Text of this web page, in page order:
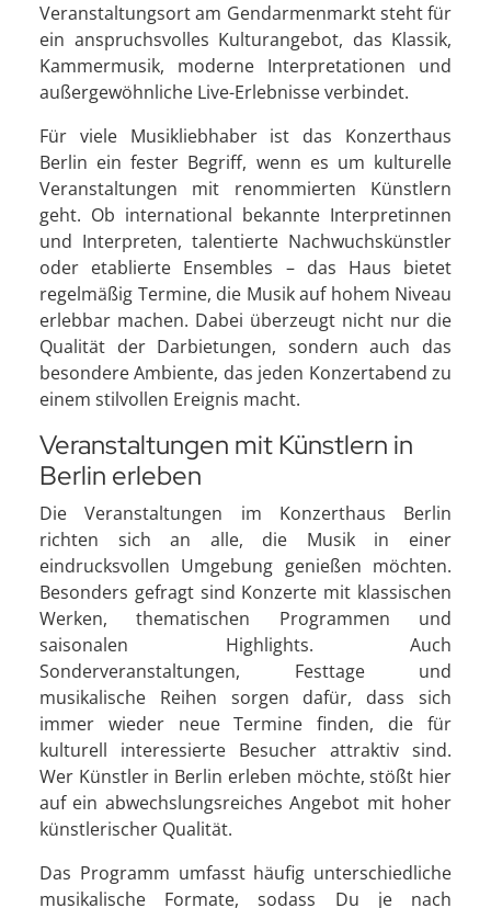
Veranstaltungsort am Gendarmenmarkt steht für
ein anspruchsvolles Kulturangebot, das Klassik,
Kammermusik, moderne Interpretationen und
außergewöhnliche Live-Erlebnisse verbindet.
Für viele Musikliebhaber ist das Konzerthaus
Berlin ein fester Begriff, wenn es um kulturelle
Veranstaltungen mit renommierten Künstlern
geht. Ob international bekannte Interpretinnen
und Interpreten, talentierte Nachwuchskünstler
oder etablierte Ensembles – das Haus bietet
regelmäßig Termine, die Musik auf hohem Niveau
erlebbar machen. Dabei überzeugt nicht nur die
Qualität der Darbietungen, sondern auch das
besondere Ambiente, das jeden Konzertabend zu
einem stilvollen Ereignis macht.
Veranstaltungen mit Künstlern in
Berlin erleben
Die Veranstaltungen im Konzerthaus Berlin
richten sich an alle, die Musik in einer
eindrucksvollen Umgebung genießen möchten.
Besonders gefragt sind Konzerte mit klassischen
Werken, thematischen Programmen und
saisonalen Highlights. Auch
Sonderveranstaltungen, Festtage und
musikalische Reihen sorgen dafür, dass sich
immer wieder neue Termine finden, die für
kulturell interessierte Besucher attraktiv sind.
Wer Künstler in Berlin erleben möchte, stößt hier
auf ein abwechslungsreiches Angebot mit hoher
künstlerischer Qualität.
Das Programm umfasst häufig unterschiedliche
musikalische Formate, sodass Du je nach